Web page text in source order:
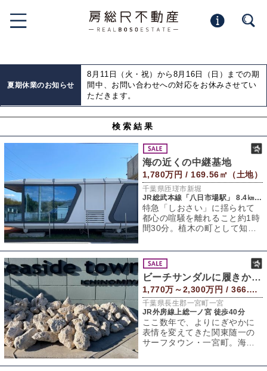
夏期休業のお知らせ
8月11日（火・祝）から8月16日（日）までの期
間中、お問い合わせへの対応をお休みさせてい
ただきます。
検索結果
海の近くの中継基地
1,780万円 / 169.56㎡（土地）
千葉県匝瑳市新堀
JR総武本線「八日市場駅」 8.4㎞（車約13分）
特急「しおさい」に揺られて
都心の喧騒を離れること約1時
間30分。植木の町として知ら
ビーチサンダルに履きかえて
1,770万～2,300万円 / 366.06～476.36㎡（土地）
千葉県長生郡一宮町一宮
JR外房線上総一ノ宮 徒歩40分
ここ数年で、よりにぎやかに
表情を変えてきた関東随一の
サーフタウン・一宮町。海岸